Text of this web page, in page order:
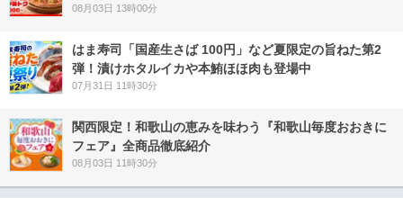
08月03日 13時00分
はま寿司「国産生さば 100円」など夏限定の旨ねた第2
弾！漬けホタルイカや本鮪ほほ肉も登場中
07月31日 11時30分
関西限定！和歌山の恵みを味わう『和歌山毎度おおきに
フェア』全商品徹底紹介
08月03日 11時30分